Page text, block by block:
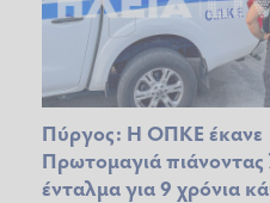
Πύργος: Η ΟΠΚΕ έκανε
Πρωτομαγιά
ένταλμα για 9 χρόνια